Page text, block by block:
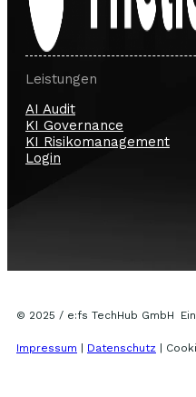
Leistungen
AI Audit
KI Governance
KI Risikomanagement
Login
© 2025 / e:fs TechHub GmbH
Impressum Datenschutz |